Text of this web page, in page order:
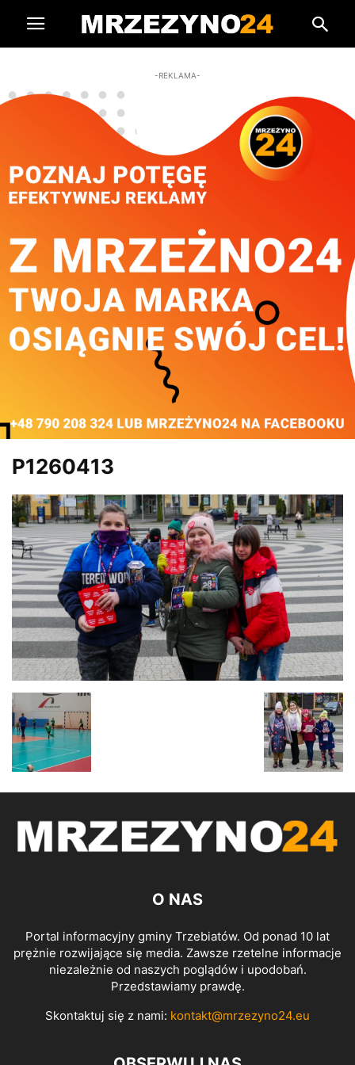
-REKLAMA-
P1260413
O NAS
Portal informacyjny gminy Trzebiatów. Od ponad 10 lat
prężnie rozwijające się media. Zawsze rzetelne informacje
niezależnie od naszych poglądów i upodobań.
Przedstawiamy prawdę.
Skontaktuj się z nami: kontakt@mrzezyno24.eu